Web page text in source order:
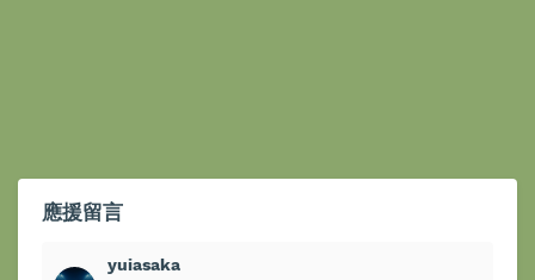
應援留言
yuiasaka